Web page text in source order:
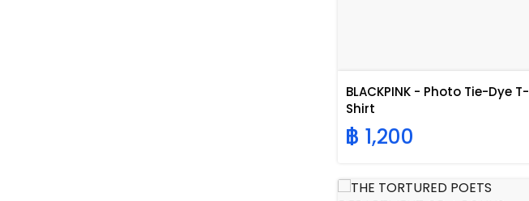
BLACKPINK - Photo Tie-Dye T-
Shirt
฿ 1,200